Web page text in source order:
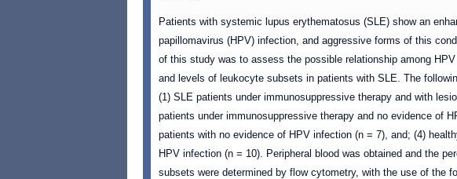
Patients with systemic lupus erythematosus (SLE) show an
papillomavirus (HPV) infection, and aggressive forms of this
of this study was to assess the possible relationship among
and levels of leukocyte subsets in patients with SLE. The
(1) SLE patients under immunosuppressive therapy and with
patients under immunosuppressive therapy and no evidence of
patients with no evidence of HPV infection (n = 7), and; (4)
HPV infection (n = 10). Peripheral blood was obtained and the
subsets were determined by flow cytometry, with the use of the